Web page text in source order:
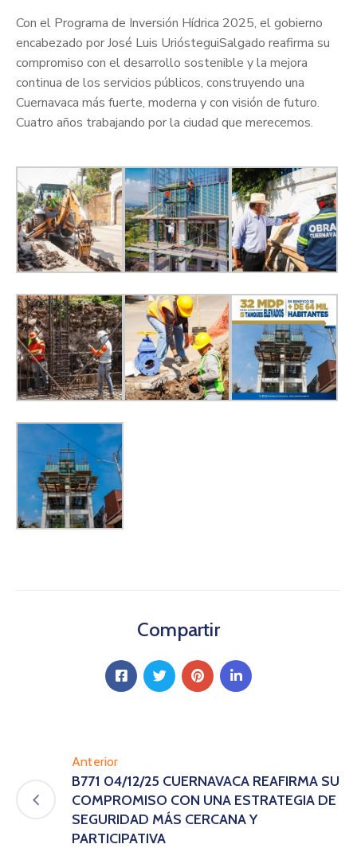
Con el Programa de Inversión Hídrica 2025, el gobierno
encabezado por José Luis UriósteguiSalgado reafirma su
compromiso con el desarrollo sostenible y la mejora
continua de los servicios públicos, construyendo una
Cuernavaca más fuerte, moderna y con visión de futuro.
Cuatro años trabajando por la ciudad que merecemos.
Compartir
Anterior
B771 04/12/25 CUERNAVACA REAFIRMA SU
COMPROMISO CON UNA ESTRATEGIA DE
SEGURIDAD MÁS CERCANA Y
PARTICIPATIVA